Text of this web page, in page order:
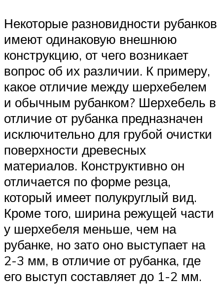
Некоторые разновидности рубанков
имеют одинаковую внешнюю
конструкцию, от чего возникает
вопрос об их различии. К примеру,
какое отличие между шерхебелем
и обычным рубанком? Шерхебель в
отличие от рубанка предназначен
исключительно для грубой очистки
поверхности древесных
материалов. Конструктивно он
отличается по форме резца,
который имеет полукруглый вид.
Кроме того, ширина режущей части
у шерхебеля меньше, чем на
рубанке, но зато оно выступает на
2-3 мм, в отличие от рубанка, где
его выступ составляет до 1-2 мм.